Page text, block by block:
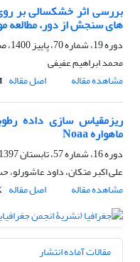
بررسی اثر خشکسالی بر
های سنجش از دور،
دوره 19، شماره 70، پاییز 1400، صفحه
محمد ابراهیم عفیفی
مشاهده مقاله
اصل مقاله
ماهواره Noaa
دوره 16، شماره 57، تابستان 1397، صفحه
علی اکبر متکان، داود
مشاهده مقاله
اصل مقاله
مقالات آماده انتشار